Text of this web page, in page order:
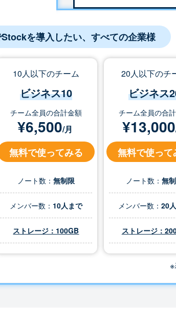
を導入したい、すべての企業様
10人以下のチーム
ビジネス10
チーム全員の合計金額
¥6,500/月
無料で使ってみる
ノート数： 無制限
メンバー数： 10人まで
ストレージ：100GB
20人以下のチ
ビジネス
チーム全員の合
¥13,000
無料で使って
ノート数：無
メンバー数：20
ストレージ：